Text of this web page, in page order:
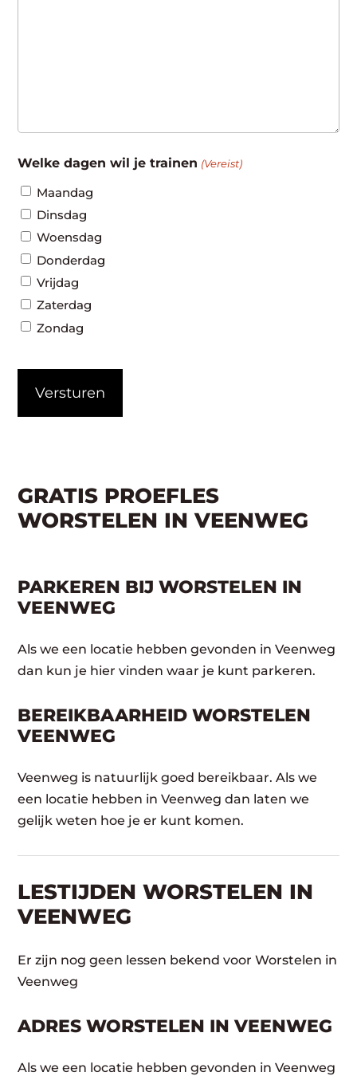
Welke dagen wil je trainen (Vereist)
Maandag
Dinsdag
Woensdag
Donderdag
Vrijdag
Zaterdag
Zondag
GRATIS PROEFLES
WORSTELEN IN VEENWEG
PARKEREN BIJ WORSTELEN IN
VEENWEG
Als we een locatie hebben gevonden in Veenweg
dan kun je hier vinden waar je kunt parkeren.
BEREIKBAARHEID WORSTELEN
VEENWEG
Veenweg is natuurlijk goed bereikbaar. Als we
een locatie hebben in Veenweg dan laten we
gelijk weten hoe je er kunt komen.
LESTIJDEN WORSTELEN IN
VEENWEG
Er zijn nog geen lessen bekend voor Worstelen in
Veenweg
ADRES WORSTELEN IN VEENWEG
Als we een locatie hebben gevonden in Veenweg